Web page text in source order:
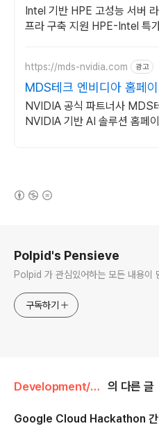
Intel 기반 HPE 고성능 서버
프라 구축 지원 HPE-Intel 특
https://mds-nvidia.com 광고
MDS테크 엔비디아 홈페이
NVIDIA 공식 파트너사 MDS
NVIDIA 기반 AI 솔루션 홈페이
Polpid's Pensieve
Polpid 가 관심있어하는 모든 내용이
구독하기
Development/Tech&Seminar 의 다른 글
Google Cloud Hackathon 간